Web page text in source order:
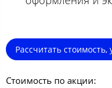
Рассчитать стоимость,
Стоимость по акции: